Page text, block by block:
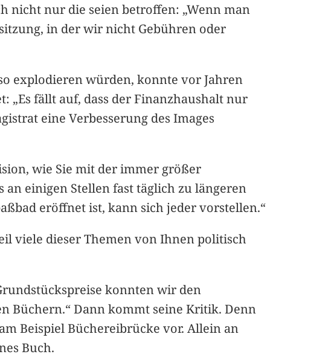
nicht nur die seien betroffen: „Wenn man
in der wir nicht Gebühren oder
explodieren würden, konnte vor Jahren
„Es fällt auf, dass der Finanzhaushalt nur
eine Verbesserung des Images
wie Sie mit der immer größer
einigen Stellen fast täglich zu längeren
eröffnet ist, kann sich jeder vorstellen.“
viele dieser Themen von Ihnen politisch
konnten wir den
Büchern.“ Dann kommt seine Kritik. Denn
Beispiel Büchereibrücke vor. Allein an
Buch.